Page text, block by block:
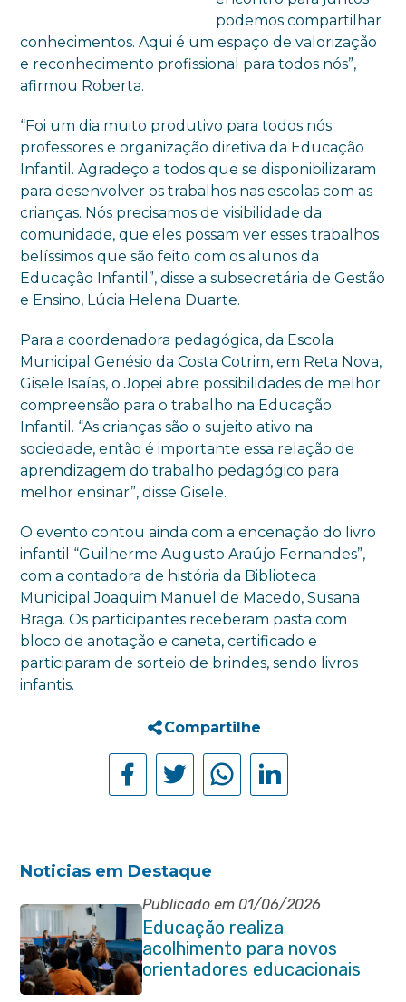
podemos compartilhar
conhecimentos. Aqui é um espaço de valorização
e reconhecimento profissional para todos nós”,
afirmou Roberta.
“Foi um dia muito produtivo para todos nós
professores e organização diretiva da Educação
Infantil. Agradeço a todos que se disponibilizaram
para desenvolver os trabalhos nas escolas com as
crianças. Nós precisamos de visibilidade da
comunidade, que eles possam ver esses trabalhos
belíssimos que são feito com os alunos da
Educação Infantil”, disse a subsecretária de Gestão
e Ensino, Lúcia Helena Duarte.
Para a coordenadora pedagógica, da Escola
Municipal Genésio da Costa Cotrim, em Reta Nova,
Gisele Isaías, o Jopei abre possibilidades de melhor
compreensão para o trabalho na Educação
Infantil. “As crianças são o sujeito ativo na
sociedade, então é importante essa relação de
aprendizagem do trabalho pedagógico para
melhor ensinar”, disse Gisele.
O evento contou ainda com a encenação do livro
infantil “Guilherme Augusto Araújo Fernandes”,
com a contadora de história da Biblioteca
Municipal Joaquim Manuel de Macedo, Susana
Braga. Os participantes receberam pasta com
bloco de anotação e caneta, certificado e
participaram de sorteio de brindes, sendo livros
infantis.
Compartilhe
Noticias em Destaque
Publicado em 01/06/2026
Educação realiza
acolhimento para novos
orientadores educacionais
da rede municipal